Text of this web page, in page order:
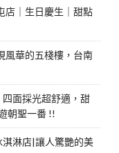
店｜生日慶生｜甜點
風華的五棧樓，台南
面採光超舒適，甜
朝聖一番 !!
淋店|讓人驚艷的美